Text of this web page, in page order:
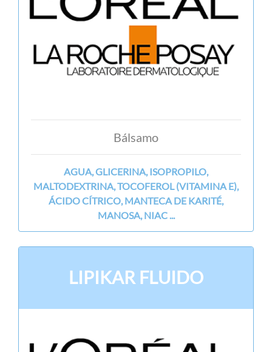
Bálsamo
AGUA, GLICERINA, ISOPROPILO,
MALTODEXTRINA, TOCOFEROL (VITAMINA E),
ÁCIDO CÍTRICO, MANTECA DE KARITÉ,
MANOSA, NIAC ...
LIPIKAR FLUIDO